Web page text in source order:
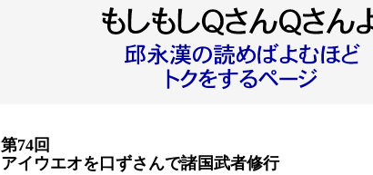
第74回
アイウエオを口ずさんで諸国武者修行